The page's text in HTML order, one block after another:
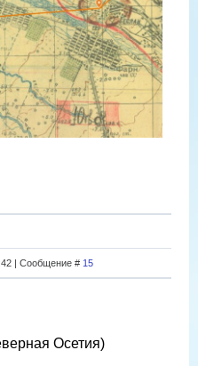
| Сообщение # 15
Осетия)